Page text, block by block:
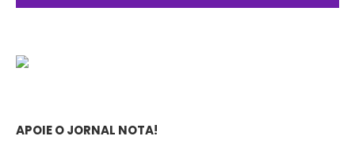
APOIE O JORNAL NOTA!